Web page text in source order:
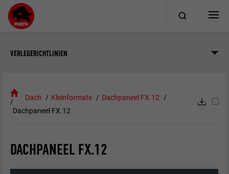
VERLEGERICHTLINIEN
Dach Kleinformate
Dachpaneel FX.12
Dachpaneel FX.12
DACHPANEEL FX.12